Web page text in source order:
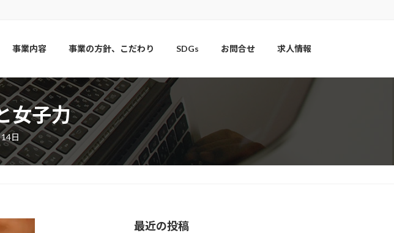
事業内容 事業の方針、こだわり SDGs お問合せ 求人情報
女子力
日
最近の投稿